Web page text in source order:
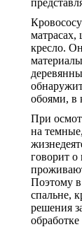
матрасах,
кресло.
обоями, в
При
на
говорит о
Поэтому в
спальне,
решения